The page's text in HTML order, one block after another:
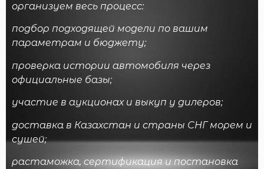
организуем весь процесс:
подбор подходящей модели по вашим
параметрам и бюджету;
проверка истории автомобиля через
официальные базы;
участие в аукционах и выкуп у дилеров;
доставка в Казахстан и страны СНГ морем и
сушей;
растаможка, сертификация и постановка